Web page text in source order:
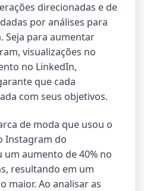
direcionadas e de
por análises para
Seja para aumentar
visualizações no
no LinkedIn,
que cada
com seus objetivos.
de moda que usou o
Instagram do
aumento de 40% no
resultando em um
maior. Ao analisar as